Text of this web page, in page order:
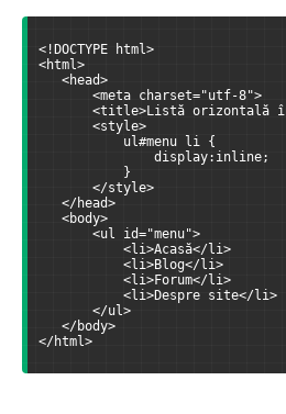
<!DOCTYPE html>
<html>
<head>
<meta charset="utf-8">
<title>Listă orizontală în
<style>
ul#menu li {
display:inline;
}
</style>
</head>
<body>
<ul id="menu">
<li>Acasă</li>
<li>Blog</li>
<li>Forum</li>
<li>Despre site</li>
</ul>
</body>
</html>